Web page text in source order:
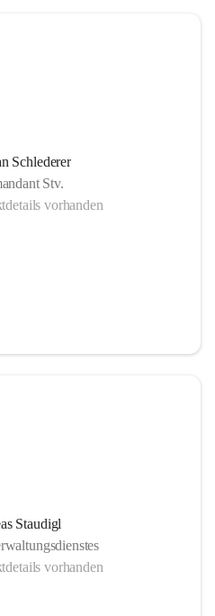
Schlederer
Stv.
vorhanden
Staudigl
vorhanden